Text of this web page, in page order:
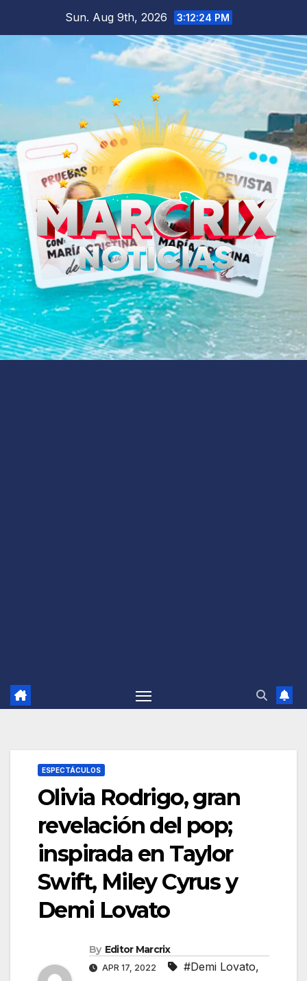
Sun. Aug 9th, 2026 3:12:25 PM
ESPECTÁCULOS
Olivia Rodrigo, gran
revelación del pop;
inspirada en Taylor
Swift, Miley Cyrus y
Demi Lovato
By Editor Marcrix
APR 17, 2022 #Demi Lovato,